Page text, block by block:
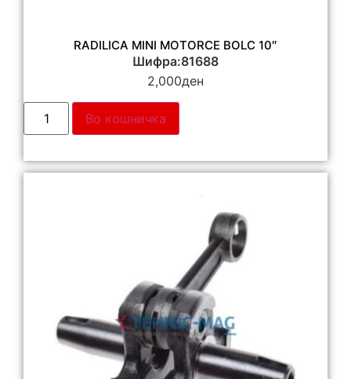
RADILICA MINI MOTORCE BOLC 10″
Шифра:81688
2,000ден
Во кошничка